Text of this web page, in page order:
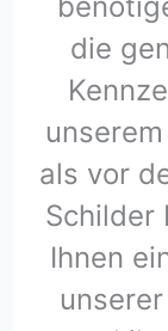
die
als vor
Schilder
Ihnen